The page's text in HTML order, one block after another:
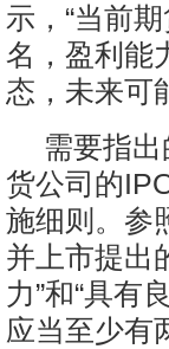
示，“当前
名，盈利能
态，未来可
需要指
货公司的
施细则。参
并上市提出
力”和“具有
应当至少有